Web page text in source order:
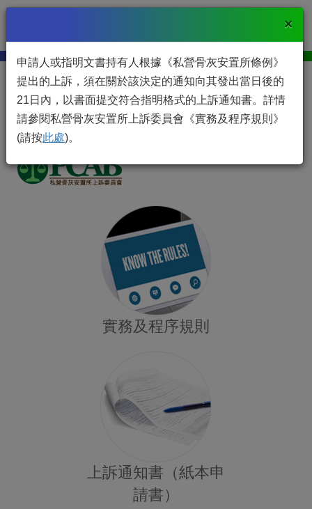
實務及程序規則
上訴通知書（紙本申
請書）
×
申請人或指明文書持有人根據《私營骨灰安置所條例》
提出的上訴，須在關於該決定的通知向其發出當日後的
21日內，以書面提交符合指明格式的上訴通知書。詳情
請參閱私營骨灰安置所上訴委員會《實務及程序規則》
(請按此處)。